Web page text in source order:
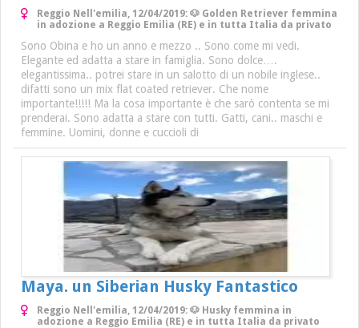
Reggio Nell'emilia, 12/04/2019: 🐶 Golden Retriever femmina
in adozione a Reggio Emilia (RE) e in tutta Italia da privato
Sono Obina e ho un anno e mezzo .. Sono come mi vedi.
Elegante ed adatta a stare in famiglia. Sono dolce….
elegantissima.. potrei stare in un salotto di un nobile inglese..
difatti sono un mix flat coated retriever. Che nome
importante!!!!! Ma la cosa importante è che sarò contenta se mi
prenderai. Sono adatta a stare con tutti. Gatti, cani.. maschi e
femmine. Uomini, donne e cuccioli di
Maya. un Siberian Husky Fantastico
Reggio Nell'emilia, 12/04/2019: 🐶 Husky femmina in
adozione a Reggio Emilia (RE) e in tutta Italia da privato